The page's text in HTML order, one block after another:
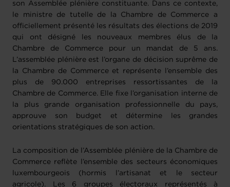
son Assemblée plénière constituante. Dans ce contexte,
le ministre de tutelle de la Chambre de Commerce a
officiellement présenté les résultats des élections de 2019
qui ont désigné les nouveaux membres élus de la
Chambre de Commerce pour un mandat de 5 ans.
L’assemblée plénière est l’organe de décision suprême de
la Chambre de Commerce et représente l’ensemble des
plus de 90.000 entreprises ressortissantes de la
Chambre de Commerce. Elle fixe l’organisation interne de
la plus grande organisation professionnelle du pays,
approuve son budget et détermine les grandes
orientations stratégiques de son action.
La composition de l’Assemblée plénière de la Chambre de
Commerce reflète l’ensemble des secteurs économiques
luxembourgeois (hormis l’artisanat et le secteur
agricole). Les 6 groupes électoraux représentés à